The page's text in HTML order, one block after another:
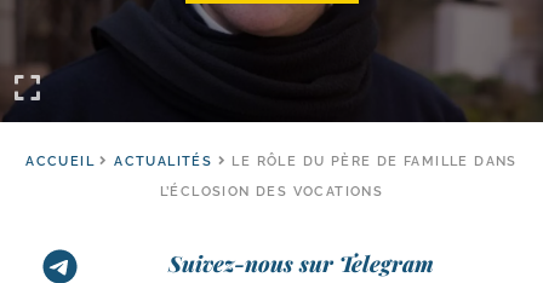
ACCUEIL ACTUALITÉS
LE RÔLE DU PÈRE DE FAMILLE DANS
L’ÉCLOSION DES VOCATIONS
Suivez-nous sur Telegram